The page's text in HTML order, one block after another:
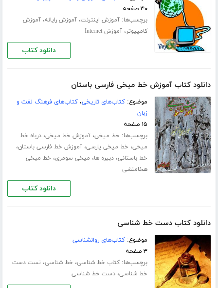
۳۰ صفحه
برچسب‌ها:آموزش اینترنت،آموزش رایانه،آموزش
کامپیوتر،آموزش Internet
دانلود کتاب
دانلود کتاب آموزش خط میخی فارسی باستان
موضوع:کتاب‌های تاریخی،کتاب‌های فرهنگ لغت و
زبان
۱۵ صفحه
برچسب‌ها: خط میخی،آموزش خط میخی،درباه خط
میخی، خط میخی پارسی،آموزش خط فارسی باستان،
خط باستانی،دبیره ها، میخی سومری، خط میخی
هخامنشی
دانلود کتاب
دانلود کتاب دست خط شناسی
موضوع:کتاب‌های روانشناسی
۳ صفحه
برچسب‌ها:کتاب خط شناسی، خط شناسی، تست دست
خط شناسی،دست خط شناسی